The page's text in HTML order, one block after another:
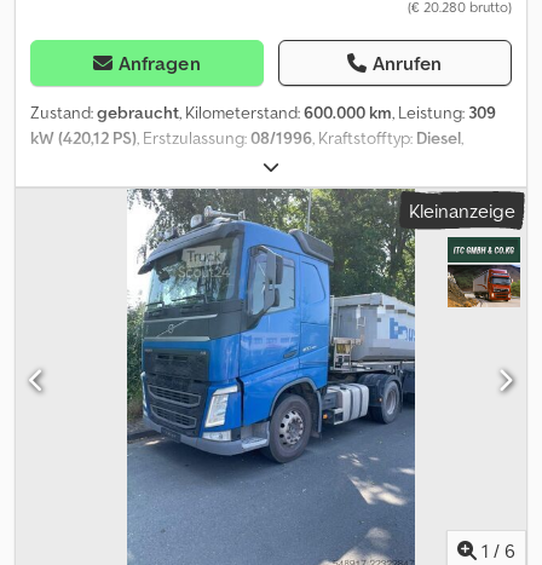
(€ 20.280 brutto)
Anfragen Anrufen
Zustand:gebraucht, Kilometerstand:600.000 km, Leistung: 309
kW (420,12 PS), Erstzulassung:08/1996, Kraftstofftyp: Diesel,
, Achsen-Konfiguration:
Farbe:Gelb, Getriebetyp:mechanisch, Emissionsklasse:Euro2,
, Ausstattung:ABS, Klimaanlage, Standheizung,
VOLVO FH 12 420 4X2 Blatt Blatt Manual Dcodpfx Aowrvqpeh Rjk
Zustand: gut, sofort einsatzbereit ( Kilometer laut Tacho
225567km ungewiss ) Bereifung: 70-80%
Kleinanzeige
1 / 6